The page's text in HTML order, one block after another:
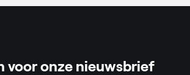
voor onze nieuwsbrief